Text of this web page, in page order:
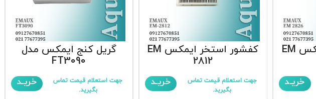
کفشور استخر ایمکس EM
خریـد
کفشور استخر ایمکس EM
2812
جهت استعلام قیمت تماس
بگیرید.
خریـد
گریل کنج ایمکس مدل
FT3090
جهت استعلام قیمت تماس
بگیرید.
خریـد